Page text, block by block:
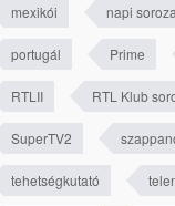
mexikói napi
portugál Prime
RTLII RTL Klub
SuperTV2
tehetségkutató